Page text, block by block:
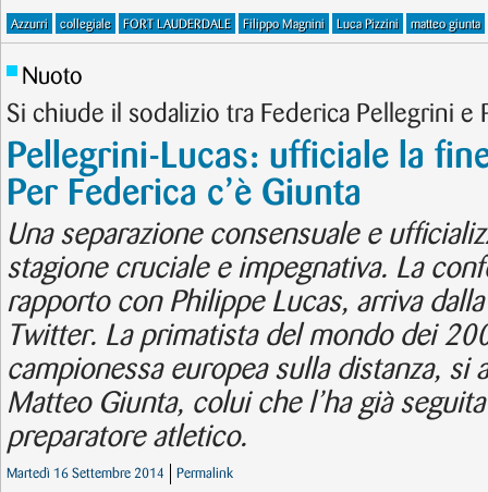
Azzurri collegiale FORT LAUDERDALE Filippo Magnini Luca Pizzini matteo giunta
Nuoto
Si chiude il sodalizio tra Federica Pellegrini e
Pellegrini-Lucas: ufficiale la
Per Federica c’è Giunta
Una separazione consensuale e
stagione cruciale e impegnativa. La
rapporto con Philippe Lucas, arriva
Twitter. La primatista del mondo dei
campionessa europea sulla distanza, si
Matteo Giunta, colui che l’ha già
preparatore atletico.
Martedì 16 Settembre 2014 Permalink